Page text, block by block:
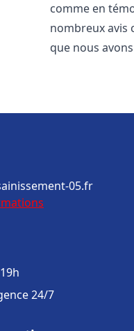
comme en
nombreux avis
que nous
05.fr
24/7